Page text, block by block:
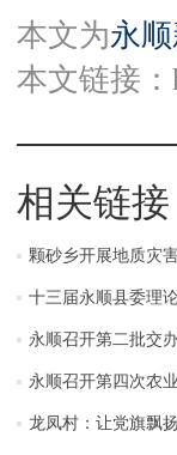
本文为永
本文链接：
相关链接
颗砂乡开展地质灾
十三届永顺县委理
永顺召开第二批交
永顺召开第四次农
龙凤村：让党旗飘